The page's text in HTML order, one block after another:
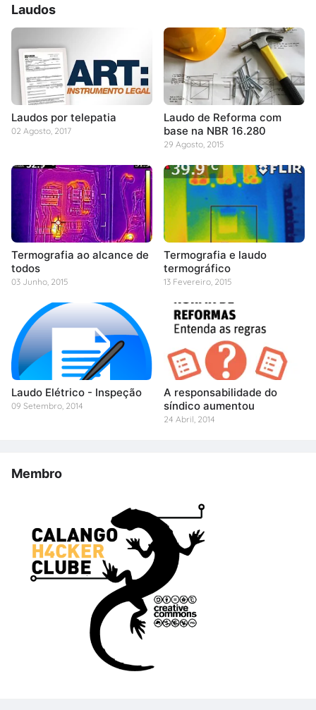
Laudos
Laudos por telepatia
02 Agosto, 2017
Laudo de Reforma com
base na NBR 16.280
29 Agosto, 2015
Termografia ao alcance de
todos
03 Junho, 2015
Termografia e laudo
termográfico
13 Fevereiro, 2015
Laudo Elétrico - Inspeção
09 Setembro, 2014
A responsabilidade do
síndico aumentou
24 Abril, 2014
Membro